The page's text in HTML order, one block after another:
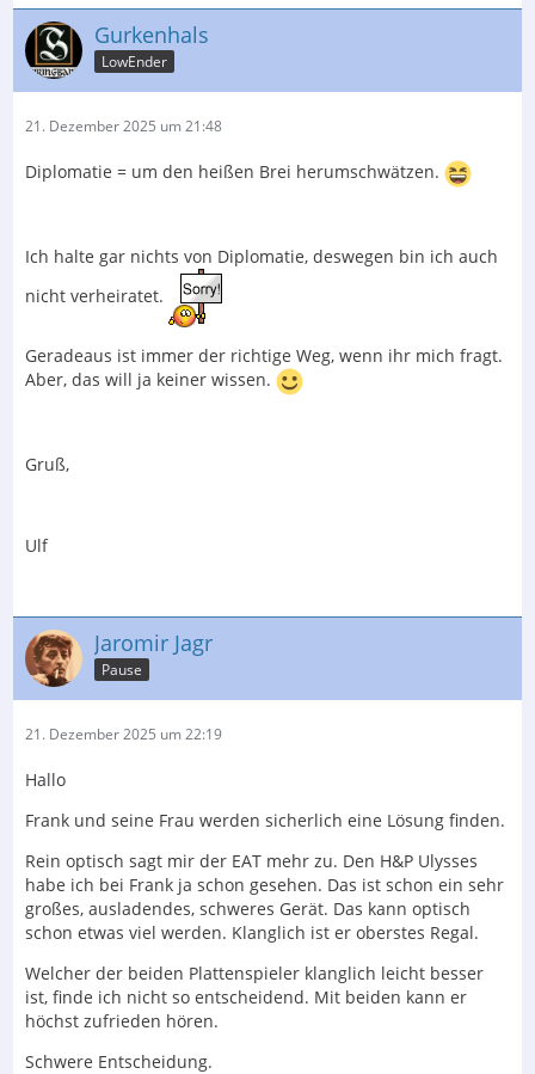
Gurkenhals
LowEnder
21. Dezember 2025 um 21:48
Diplomatie = um den heißen Brei herumschwätzen.
Ich halte gar nichts von Diplomatie, deswegen bin ich auch
nicht verheiratet.
Geradeaus ist immer der richtige Weg, wenn ihr mich fragt.
Aber, das will ja keiner wissen.
Gruß,
Ulf
Jaromir Jagr
Pause
21. Dezember 2025 um 22:19
Hallo
Frank und seine Frau werden sicherlich eine Lösung finden.
Rein optisch sagt mir der EAT mehr zu. Den H&P Ulysses
habe ich bei Frank ja schon gesehen. Das ist schon ein sehr
großes, ausladendes, schweres Gerät. Das kann optisch
schon etwas viel werden. Klanglich ist er oberstes Regal.
Welcher der beiden Plattenspieler klanglich leicht besser
ist, finde ich nicht so entscheidend. Mit beiden kann er
höchst zufrieden hören.
Schwere Entscheidung.